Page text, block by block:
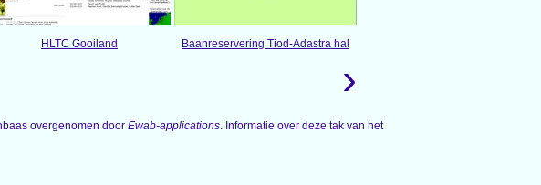
HLTC Gooiland Baanreservering Tiod-Adastra hal
›
overgenomen door Ewab-applications. Informatie over deze tak van het